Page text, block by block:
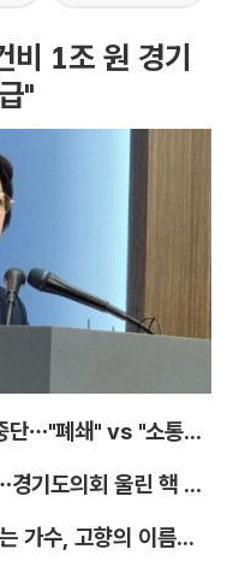
비 1조 원 경기
"
울릉군 자유게시판 사실상 운영 중단…"폐쇄" vs "소통창구 지켜야"
"81년 지나도 끝나지 않은 고통"…경기도의회 울린 핵 피해자의 증언
[취재석] 지역을 사랑하고 노래하는 가수, 고향의 이름을 남긴다